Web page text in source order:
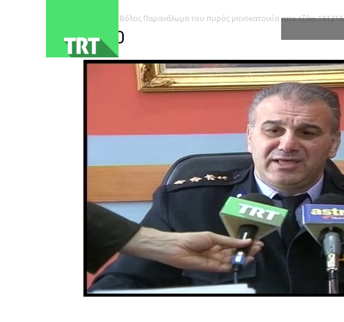
Βόλος Παρανάλωμα του πυρός μονοκατοικία απο τζάκι 161216
3800